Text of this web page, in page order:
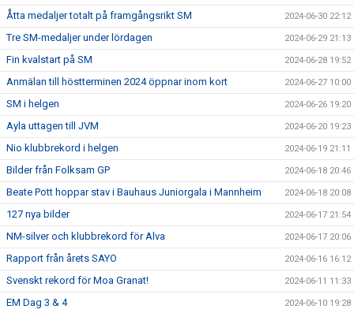
Åtta medaljer totalt på framgångsrikt SM 2024-06-30 22:12
Tre SM-medaljer under lördagen 2024-06-29 21:13
Fin kvalstart på SM 2024-06-28 19:52
Anmälan till höstterminen 2024 öppnar inom kort 2024-06-27 10:00
SM i helgen 2024-06-26 19:20
Ayla uttagen till JVM 2024-06-20 19:23
Nio klubbrekord i helgen 2024-06-19 21:11
Bilder från Folksam GP 2024-06-18 20:46
Beate Pott hoppar stav i Bauhaus Juniorgala i Mannheim 2024-06-18 20:08
127 nya bilder 2024-06-17 21:54
NM-silver och klubbrekord för Alva 2024-06-17 20:06
Rapport från årets SAYO 2024-06-16 16:12
Svenskt rekord för Moa Granat! 2024-06-11 11:33
EM Dag 3 & 4 2024-06-10 19:28